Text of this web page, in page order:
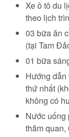
Xe ô tô du
theo lịch
03 bữa ăn
(tại Tam
01 bữa
Hướng dẫn
thứ nhất
không có
Nước uống
thăm